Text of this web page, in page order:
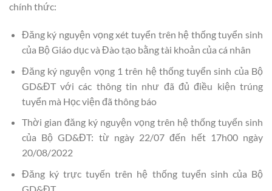
chính thức:
Đăng ký nguyện vọng xét tuyển trên hệ thống tuyển sinh
của Bộ Giáo dục và Đào tạo bằng tài khoản của cá nhân
Đăng ký nguyện vọng 1 trên hệ thống tuyển sinh của Bộ
GD&ĐT với các thông tin như đã đủ điều kiện trúng
tuyển mà Học viện đã thông báo
Thời gian đăng ký nguyện vọng trên hệ thống tuyển sinh
của Bộ GD&ĐT: từ ngày 22/07 đến hết 17h00 ngày
20/08/2022
Đăng ký trực tuyến trên hệ thống tuyển sinh của Bộ